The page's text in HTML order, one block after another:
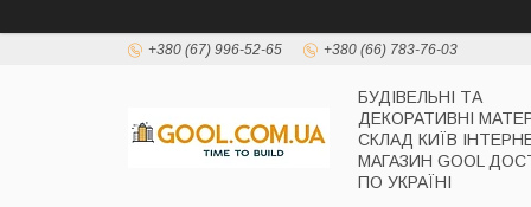
+380 (67) 996-52-65 +380 (66) 783-76-03
БУДІВЕЛЬНІ ТА
ДЕКОРАТИВНІ
СКЛАД КИЇВ
МАГАЗИН GOOL
ПО УКРАЇНІ